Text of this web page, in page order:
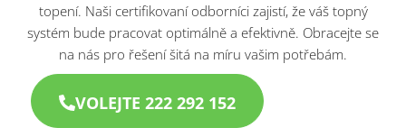
topení. Naši certifikovaní odborníci zajistí, že váš topný
systém bude pracovat optimálně a efektivně. Obracejte se
na nás pro řešení šitá na míru vašim potřebám.
VOLEJTE 222 292 152